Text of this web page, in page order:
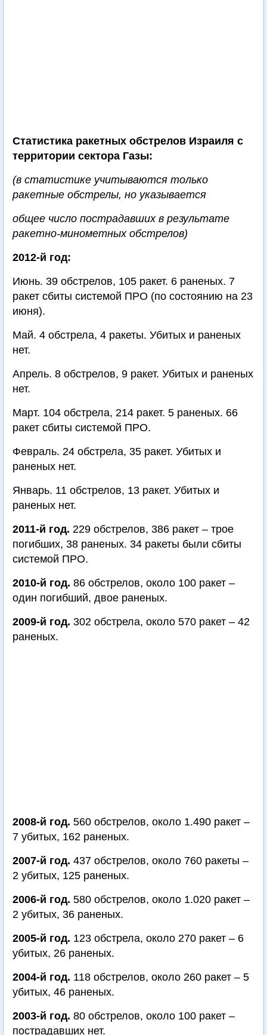
Статистика ракетных обстрелов Израиля с
территории сектора Газы:
(в статистике учитываются только
ракетные обстрелы, но указывается
общее число пострадавших в результате
ракетно-минометных обстрелов)
2012-й год:
Июнь. 39 обстрелов, 105 ракет. 6 раненых. 7
ракет сбиты системой ПРО (по состоянию на 23
июня).
Май. 4 обстрела, 4 ракеты. Убитых и раненых
нет.
Апрель. 8 обстрелов, 9 ракет. Убитых и раненых
нет.
Март. 104 обстрела, 214 ракет. 5 раненых. 66
ракет сбиты системой ПРО.
Февраль. 24 обстрела, 35 ракет. Убитых и
раненых нет.
Январь. 11 обстрелов, 13 ракет. Убитых и
раненых нет.
2011-й год. 229 обстрелов, 386 ракет – трое
погибших, 38 раненых. 34 ракеты были сбиты
системой ПРО.
2010-й год. 86 обстрелов, около 100 ракет –
один погибший, двое раненых.
2009-й год. 302 обстрела, около 570 ракет – 42
раненых.
2008-й год. 560 обстрелов, около 1.490 ракет –
7 убитых, 162 раненых.
2007-й год. 437 обстрелов, около 760 ракеты –
2 убитых, 125 раненых.
2006-й год. 580 обстрелов, около 1.020 ракет –
2 убитых, 36 раненых.
2005-й год. 123 обстрела, около 270 ракет – 6
убитых, 26 раненых.
2004-й год. 118 обстрелов, около 260 ракет – 5
убитых, 46 раненых.
2003-й год. 80 обстрелов, около 100 ракет –
пострадавших нет.